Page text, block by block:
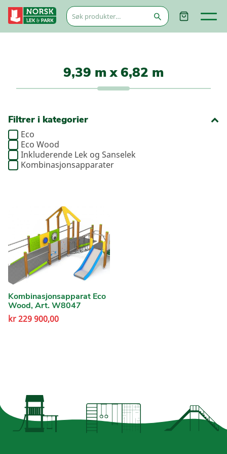
Søk
etter:
9,39 m x 6,82 m
Filtrer i kategorier
Eco
Eco Wood
Inkluderende Lek og Sanselek
Kombinasjonsapparater
Kombinasjonsapparat Eco
Wood, Art. W8047
kr229 900,00